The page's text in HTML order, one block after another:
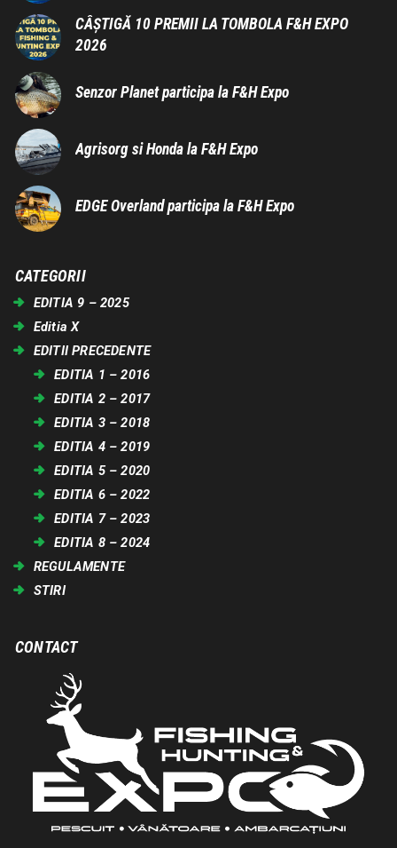
CÂȘTIGĂ 10 PREMII LA TOMBOLA F&H EXPO
2026
Senzor Planet participa la F&H Expo
Agrisorg si Honda la F&H Expo
EDGE Overland participa la F&H Expo
CATEGORII
EDITIA 9 – 2025
Editia X
EDITII PRECEDENTE
EDITIA 1 – 2016
EDITIA 2 – 2017
EDITIA 3 – 2018
EDITIA 4 – 2019
EDITIA 5 – 2020
EDITIA 6 – 2022
EDITIA 7 – 2023
EDITIA 8 – 2024
REGULAMENTE
STIRI
CONTACT